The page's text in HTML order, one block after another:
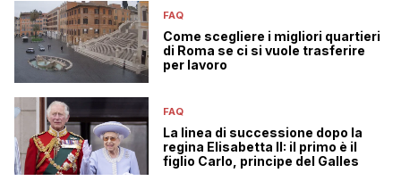
FAQ
Come scegliere i migliori quartieri
di Roma se ci si vuole trasferire
per lavoro
FAQ
La linea di successione dopo la
regina Elisabetta II: il primo è il
figlio Carlo, principe del Galles